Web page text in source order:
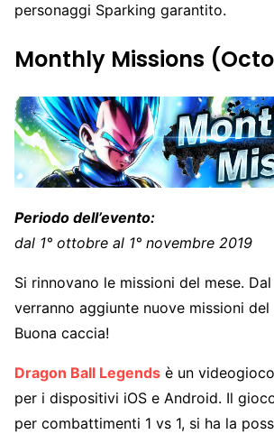
personaggi Sparking garantito.
Monthly Missions
Periodo dell’evento:
dal 1° ottobre al 1° novembre 2019
Si rinnovano le missioni del mese.
verranno aggiunte nuove missioni
Buona caccia!
Dragon Ball Legends è un
per i dispositivi iOS e Android. Il
per combattimenti 1 vs 1, si ha la